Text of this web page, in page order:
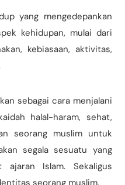
yang mengedepankan
kehidupan, mulai dari
kebiasaan, aktivitas,
sebagai cara menjalani
halal-haram, sehat,
seorang muslim untuk
segala sesuatu yang
ajaran Islam. Sekaligus
seorang muslim.